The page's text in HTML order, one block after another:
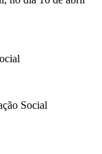
Social